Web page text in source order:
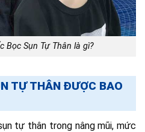
Bọc Sụn Tự Thân là gì?
TỰ THÂN ĐƯỢC BAO
tự thân trong nâng mũi, mức